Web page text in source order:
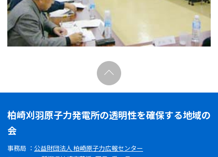
柏崎刈羽原子力発電所の透明性を確保する地域の
会
事務局 ： 公益財団法人 柏崎原子力広報センター